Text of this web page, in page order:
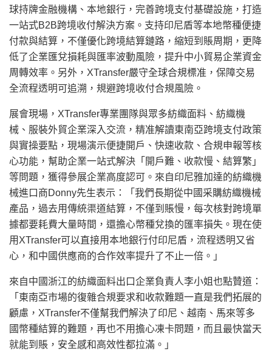
球持牌金融機構、本地銀行，完善跨境支付基礎設施，打造
一站式B2B跨境收付解決方案。支持印尼盾等本地幣種便捷
付款與結算，不僅優化跨境結算鏈路，縮短到賬周期，更降
低了企業匯兌損耗與匯率波動風險，提升中小貿易企業資金
周轉效率。另外，XTransfer嚴守全球合規標准，保障交易
全流程透明可追溯，規避跨境收付合規風險。
展會現場，XTransfer專業團隊與眾多紡織面料、紡織機
械、服裝外貿企業深入交流，精准解讀東南亞跨境支付政策
與實操要點，現場演示便捷開戶、快速收款、合規申報等核
心功能，幫助企業一站式解決「開戶難、收款慢、結算繁」
等問題，獲得參展企業高度認可。來自印尼雅加達的紡織機
械進口商Donny先生表示：「我們長期從中國采購紡織機械
產品，過去用傳統渠道結算，不僅到賬慢，每次核對跨境單
據都要耗費大量時間，還擔心幣種兌換的匯率損失。現在使
用XTransfer可以直接用本地銀行付印尼盾，流程透明又省
心，和中國供應商的合作效率提升了不止一倍。」
來自中國浙江的紡織面料出口企業負責人李小姐也點贊道：
「東南亞市場的復雜合規要求和收款難題一直是我們拓展的
顧慮，XTransfer不僅幫我們解決了印尼、越南、馬來等多
國幣種結算的難題，再也不用擔心凍卡問題，而且最快當天
就能到賬，安全感和高效性都拉滿。」